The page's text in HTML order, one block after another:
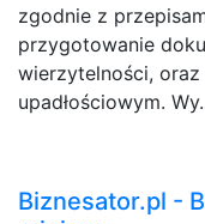
zgodnie z
przygotowanie
wierzytelności,
upadłościowym.
Biznesator.pl -